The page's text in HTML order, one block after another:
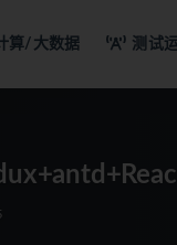
算/大数据 测试